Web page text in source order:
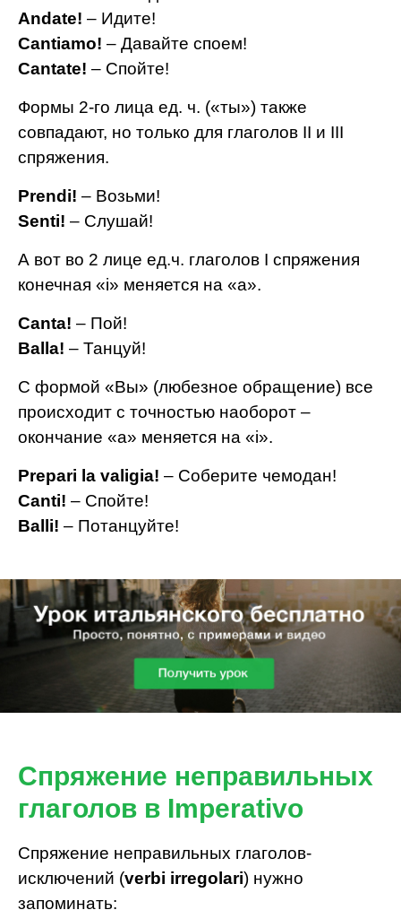
Andate! – Идите!
Cantiamo! – Давайте споем!
Cantate! – Спойте!
Формы 2-го лица ед. ч. («ты») также
совпадают, но только для глаголов II и III
спряжения.
Prendi! – Возьми!
Senti! – Слушай!
А вот во 2 лице ед.ч. глаголов I спряжения
конечная «i» меняется на «а».
Canta! – Пой!
Balla! – Танцуй!
С формой «Вы» (любезное обращение) все
происходит с точностью наоборот –
окончание «a» меняется на «i».
Prepari la valigia! – Соберите чемодан!
Canti! – Спойте!
Balli! – Потанцуйте!
Спряжение неправильных
глаголов в Imperativo
Спряжение неправильных глаголов-
исключений (verbi irregolari) нужно
запоминать: